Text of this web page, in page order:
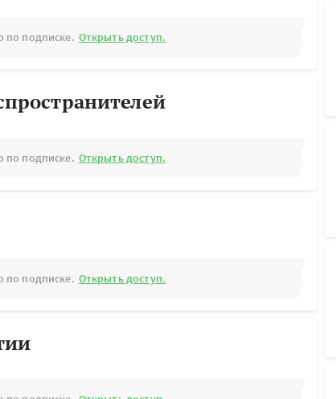
по подписке. Открыть доступ.
по подписке. Открыть доступ.
по подписке. Открыть доступ.